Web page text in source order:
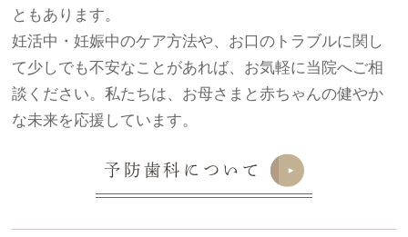
ともあります。
妊活中・妊娠中のケア方法や、お口のトラブルに関し
て少しでも不安なことがあれば、お気軽に当院へご相
談ください。私たちは、お母さまと赤ちゃんの健やか
な未来を応援しています。
予防歯科について